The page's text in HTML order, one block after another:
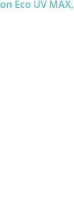
Eco UV MAX,